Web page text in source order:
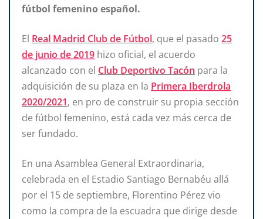
fútbol femenino español.
El Real Madrid Club de Fútbol, que el pasado 25
de junio de 2019 hizo oficial, el acuerdo
alcanzado con el Club Deportivo Tacón para la
adquisición de su plaza en la Primera Iberdrola
2020/2021, en pro de construir su propia sección
de fútbol femenino, está cada vez más cerca de
ser fundado.
En una Asamblea General Extraordinaria,
celebrada en el Estadio Santiago Bernabéu allá
por el 15 de septiembre, Florentino Pérez vio
como la compra de la escuadra que dirige desde